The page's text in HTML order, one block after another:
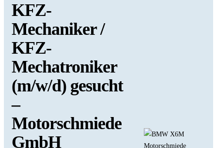
KFZ-
Mechaniker /
KFZ-
Mechatroniker
(m/w/d) gesucht
–
Motorschmiede
GmbH